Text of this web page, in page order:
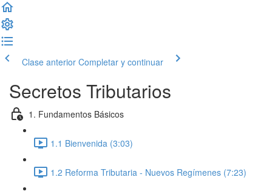
Clase anterior Completar y continuar
Secretos Tributarios
1. Fundamentos Básicos
1.1 Bienvenida (3:03)
1.2 Reforma Tributaria - Nuevos Regímenes (7:23)